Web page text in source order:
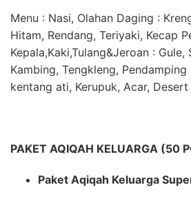
Menu : Nasi, Olahan Daging :
Hitam, Rendang, Teriyaki, Kecap
Kepala,Kaki,Tulang&Jeroan : Gule,
Kambing, Tengkleng, Pendamping
kentang ati, Kerupuk, Acar, Desert
PAKET AQIQAH KELUARGA (50
Paket Aqiqah Keluarga